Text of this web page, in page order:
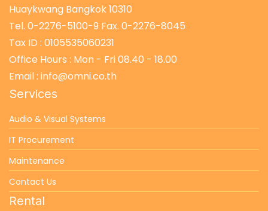
Huaykwang Bangkok 10310
Tel. 0-2276-5100-9 Fax. 0-2276-8045
Tax ID : 0105535060231
Office Hours : Mon - Fri 08.40 - 18.00
Email : info@omni.co.th
Services
Audio & Visual Systems
IT Procurement
Maintenance
Contact Us
Rental